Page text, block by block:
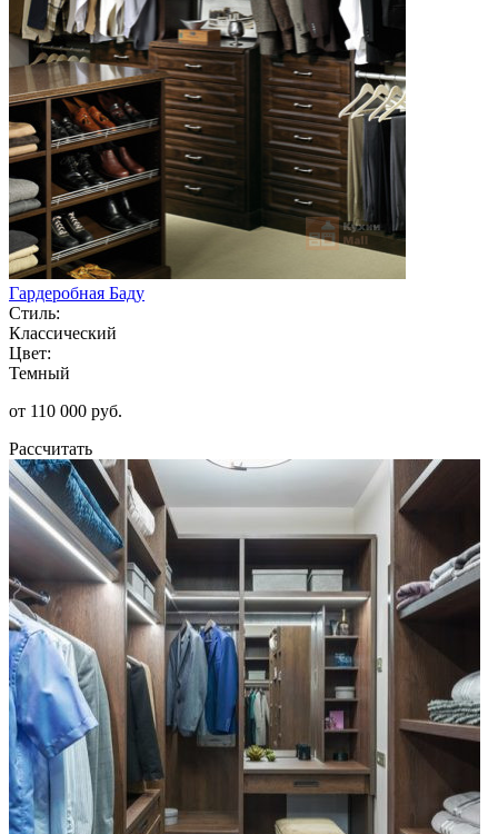
Гардеробная Баду
Стиль:
Классический
Цвет:
Темный
от 110 000 руб.
Рассчитать